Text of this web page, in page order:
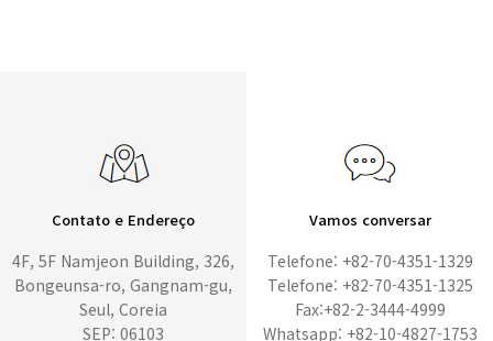
Contato e Endereço
4F, 5F Namjeon Building, 326,
Bongeunsa-ro, Gangnam-gu,
Seul, Coreia
SEP: 06103
Vamos conversar
Telefone: +82-70-4351-1329
Telefone: +82-70-4351-1325
Fax:+82-2-3444-4999
Whatsapp: +82-10-4827-1753